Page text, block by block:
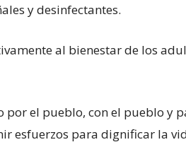
y desinfectantes.
al bienestar de los
por el pueblo, con el pueblo y
esfuerzos para dignificar la